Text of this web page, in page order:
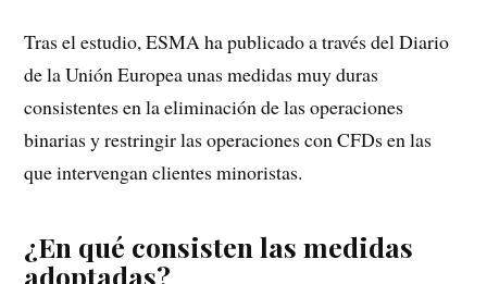
Tras el estudio, ESMA ha publicado a través del Diario
de la Unión Europea unas medidas muy duras
consistentes en la eliminación de las operaciones
binarias y restringir las operaciones con CFDs en las
que intervengan clientes minoristas.
¿En qué consisten las medidas
adoptadas?